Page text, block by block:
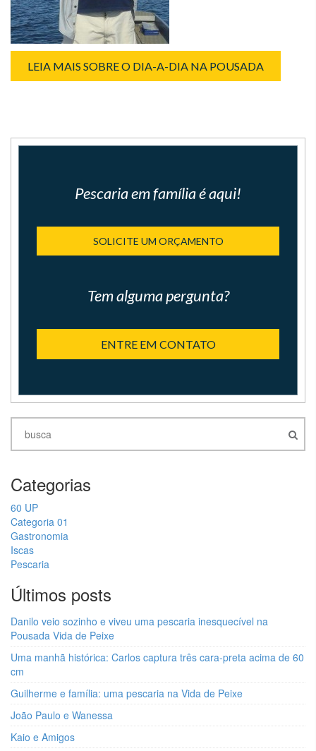
LEIA MAIS SOBRE O DIA-A-DIA NA POUSADA
Pescaria em família é aqui!
SOLICITE UM ORÇAMENTO
Tem alguma pergunta?
ENTRE EM CONTATO
Categorias
60 UP
Categoria 01
Gastronomia
Iscas
Pescaria
Últimos posts
Danilo veio sozinho e viveu uma pescaria inesquecível na
Pousada Vida de Peixe
Uma manhã histórica: Carlos captura três cara-preta acima de 60
cm
Guilherme e família: uma pescaria na Vida de Peixe
João Paulo e Wanessa
Kaio e Amigos